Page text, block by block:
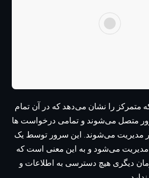
متمرکز را نشان می‌دهد که در آن تمام
متصل می‌شوند و تمامی درخواست ها
مدیریت می‌شوند. این سرور توسط یک
می‌شود و به این معنی است که
دیگری هیچ دسترسی به اطلاعات و